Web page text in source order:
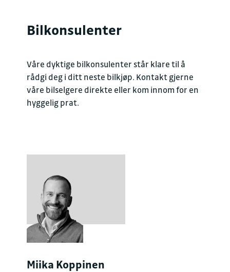
Bilkonsulenter
Våre dyktige bilkonsulenter står klare til å
rådgi deg i ditt neste bilkjøp. Kontakt gjerne
våre bilselgere direkte eller kom innom for en
hyggelig prat.
Miika Koppinen